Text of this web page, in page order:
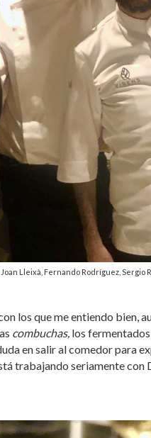
Lleixà, Fernando Rodríguez, Sergio
los que me entiendo bien,
combuchas, los
en salir al comedor para
trabajando seriamente